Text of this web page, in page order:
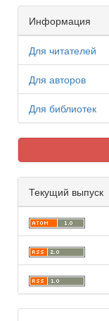
Информация
Для читателей
Для авторов
Для библиотек
Текущий выпуск